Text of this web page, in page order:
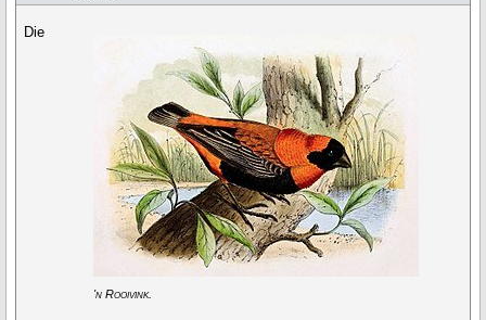
'n Rooivink.
Die